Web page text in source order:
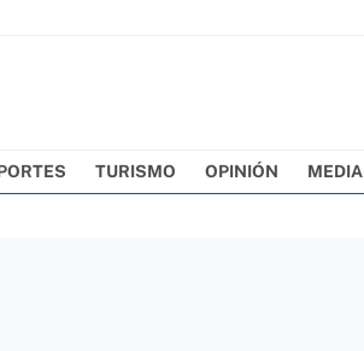
TURISMO OPINIÓN MEDIA